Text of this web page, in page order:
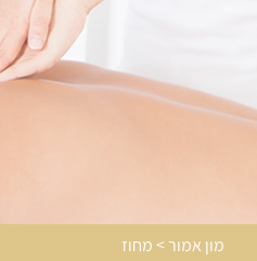
מון אמור > מחוז